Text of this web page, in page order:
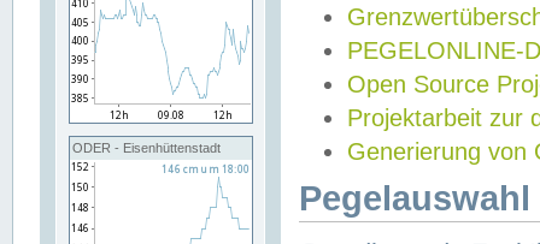
ODER - Eisenhüttenstadt
PEGELONLINE-
Open Source
Projektarbeit zur
Generierung von